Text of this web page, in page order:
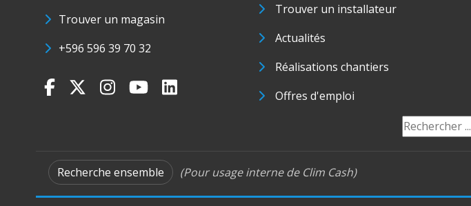
Trouver un magasin
+596 596 39 70 32
Trouver un installateur
Actualités
Réalisations chantiers
Offres d'emploi
Recherche ensemble (Pour usage interne de Clim Cash)